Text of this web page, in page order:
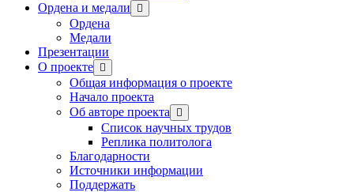
Ордена и медали
открыть
меню
Ордена
Медали
Презентации
О проекте открыть
меню
Общая информация о проекте
Начало проекта
Об авторе проекта
открыть
меню
Список научных трудов
Реплика политолога
Благодарности
Источники информации
Поддержать